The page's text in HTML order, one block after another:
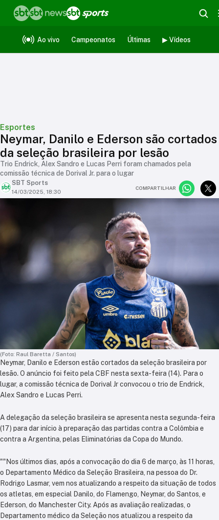
Ao vivo Campeonatos Últimas ▶ Vídeos
Esportes
Neymar, Danilo e Ederson são cortados
da seleção brasileira por lesão
Trio Endrick, Alex Sandro e Lucas Perri foram chamados pela
comissão técnica de Dorival Jr. para o lugar
SBT Sports
14/03/2025, 18:30
COMPARTILHAR
(Foto: Raul Baretta / Santos)
Neymar, Danilo e Ederson estão cortados da seleção brasileira por
lesão. O anúncio foi feito pela CBF nesta sexta-feira (14). Para o
lugar, a comissão técnica de Dorival Jr convocou o trio de Endrick,
Alex Sandro e Lucas Perri.
A delegação da seleção brasileira se apresenta nesta segunda-feira
(17) para dar início à preparação das partidas contra a Colômbia e
contra a Argentina, pelas Eliminatórias da Copa do Mundo.
""Nos últimos dias, após a convocação do dia 6 de março, às 11 horas,
o Departamento Médico da Seleção Brasileira, na pessoa do Dr.
Rodrigo Lasmar, vem nos atualizando a respeito da situação de todos
os atletas, em especial Danilo, do Flamengo, Neymar, do Santos, e
Ederson, do Manchester City. Após as avaliação realizadas, o
Departamento médico da Seleção nos atualizou a respeito da